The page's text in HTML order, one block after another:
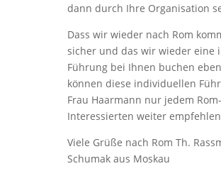
dann durch Ihre Organisation
Dass wir wieder nach Rom
sicher und das wir wieder eine
Führung bei Ihnen buchen
können diese individuellen
Frau Haarmann nur jedem Rom-
Interessierten weiter
Viele Grüße nach Rom Th.
Schumak aus Moskau